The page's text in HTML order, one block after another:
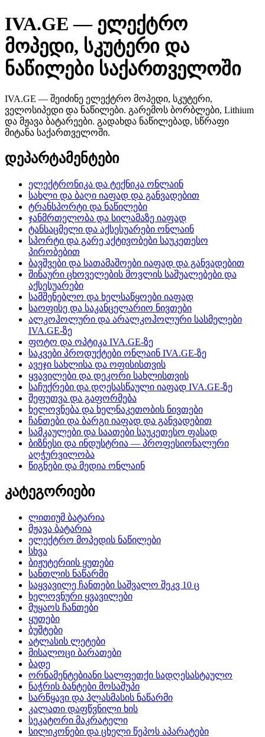
IVA.GE — ელექტრო
მოპედი, სკუტერი და
ნაწილები საქართველოში
IVA.GE — შეიძინე ელექტრო მოპედი, სკუტერი,
ველოსიპედი და ნაწილები. გარემოს ბორბლები, Lithium
და მჟავა ბატარეები. გადახდა ნაწილებად, სწრაფი
მიტანა საქართველოში.
დეპარტამენტები
ელექტრონიკა და ტექნიკა ონლაინ
სახლი და ბაღი იაფად და განვადებით
ტრანსპორტი და ნაწილები
ჯანმრთელობა და სილამაზე იაფად
ტანსაცმელი და აქსესუარები ონლაინ
სპორტი და გარე აქტივობები საუკეთესო
პირობებით
ბავშვები და სათამაშოები იაფად და განვადებით
შინაური ცხოველების მოვლის საშუალებები და
აქსესუარები
სამშენებლო და ხელსაწყოები იაფად
საოფისე და საკანცელარიო ნივთები
ალკოჰოლური და არალკოჰოლური სასმელები
IVA.GE-ზე
ფოტო და ოპტიკა IVA.GE-ზე
საკვები პროდუქტები ონლაინ IVA.GE-ზე
ავეჯი სახლისა და ოფისისთვის
ყვავილები და დეკორი სახლისთვის
საჩუქრები და დღესასწაული იაფად IVA.GE-ზე
შეფუთვა და გაფორმება
ხელოვნება და ხელნაკეთობის ნივთები
ჩანთები და ბარგი იაფად და განვადებით
სამკაულები და საათები საუკეთესო ფასად
ბიზნესი და ინდუსტრია — პროფესიონალური
აღჭურვილობა
წიგნები და მედია ონლაინ
კატეგორიები
ლითიუმ ბატარია
მჟავა ბატარია
ელექტრო მოპედის ნაწილები
სხვა
ბიჟუტერიის ყუთები
სანთლის ნაწარმი
საყვავილე ჩანთები საშვალო შეკვ 10 ც
ხელოვნური ყვავილები
მუყაოს ჩანთები
ყუთები
ბუშტები
ატლასის ლეტები
მისალოცი ბარათები
ბადე
ორნამენტებიანი სალფეთქი სადღესასტაულო
ნაჭრის ბანტები მოსაშუპი
სარწყავი და პლასმასის ნაწარმი
კალათი დაფწვნილი ხის
სეკატორი მაკრატელი
სილიკონები და ცხელი წეპოს აპარატები